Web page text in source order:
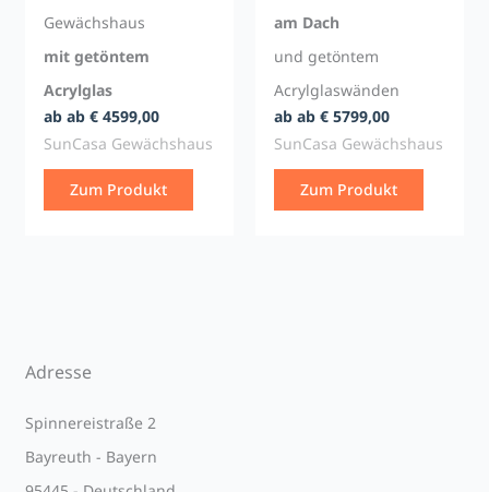
Gewächshaus
mit getöntem
Acrylglas
ab ab € 4599,00
SunCasa Gewächshaus
Zum Produkt
am Dach
und getöntem
Acrylglaswänden
ab ab € 5799,00
SunCasa Gewächshaus
Zum Produkt
Adresse
Spinnereistraße 2
Bayreuth - Bayern